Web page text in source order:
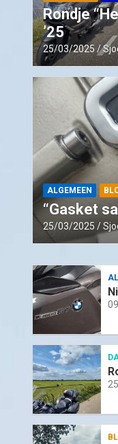
Rondje
’25
25/03/2025
ALGEMEEN
“Gasket
25/03/2025